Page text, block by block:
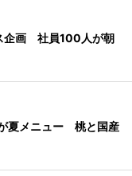
企画 社員100人が朝
夏メニュー 桃と国産